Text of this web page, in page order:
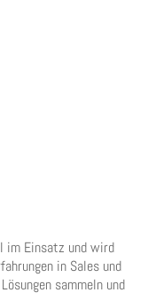
im Einsatz und wird
in Sales und
sammeln und